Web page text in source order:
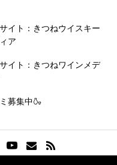
イト：きつねウイスキー
ア
イト：きつねワインメデ
募集中🍶